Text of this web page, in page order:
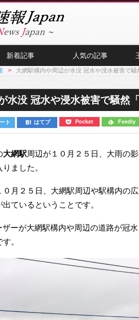
新着記事 人気の記事
大網駅構内や周辺が水没 冠水や浸水被害で騒
水没 冠水や浸水被害で騒然
ト はてブ Pocket Feedly
大網駅周辺が１０月２５日、大雨の
ました。
０月２５日、大網駅周辺や駅構内の
ているということです。
ザーが大網駅構内や周辺の道路が冠
。